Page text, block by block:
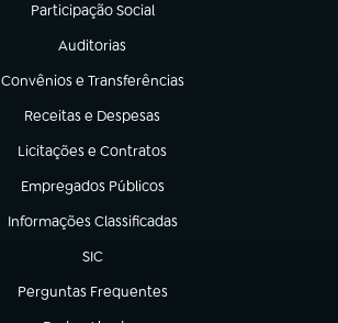
Participação Social
(abre em nova aba)
Auditorias
(abre em nova aba)
Convênios e Transferências
(abre em nova aba)
Receitas e Despesas
(abre em nova aba)
Licitações e Contratos
(abre em nova aba)
Empregados Públicos
(abre em nova aba)
Informações Classificadas
(abre em nova aba)
SIC
(abre em nova aba)
Perguntas Frequentes
(abre em nova aba)